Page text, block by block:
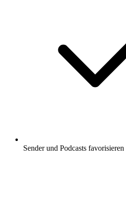
Sender und Podcasts favorisieren